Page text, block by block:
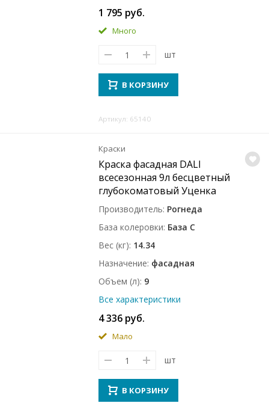
1 795 руб.
Много
шт
В КОРЗИНУ
Артикул: 65140
Краски
Краска фасадная DALI
всесезонная 9л бесцветный
глубокоматовый Уценка
Производитель Рогнеда
База колеровки База C
Вес (кг) 14.34
Назначение фасадная
Объем (л) 9
Все характеристики
4 336 руб.
Мало
шт
В КОРЗИНУ